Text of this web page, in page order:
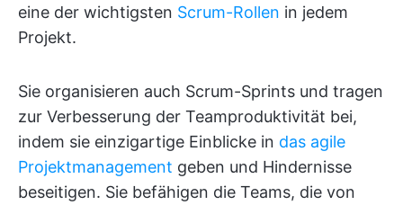
eine der wichtigsten Scrum-Rollen in jedem
Projekt.
Sie organisieren auch Scrum-Sprints und tragen
zur Verbesserung der Teamproduktivität bei,
indem sie einzigartige Einblicke in das agile
Projektmanagement geben und Hindernisse
beseitigen. Sie befähigen die Teams, die von